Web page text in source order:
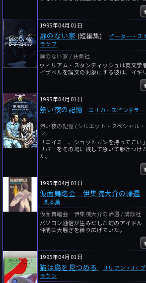
1995年04月01日
扉のない家 (短編集)
ピーター・ス
ラウブ
扉のない家 / 扶桑社
ウィリアム・スタンディッシュは英文学
イザベルを論文の対象にする彼は、イギ
1995年04月01日
熱い夜の記憶 エリカ・スピンドラー
熱い夜の記憶 (シルエット・スペシャル
ン
「エイミー、ショットガンを持ってこ
リバーをその場に残して急いて駆けつけ
た。
1995年04月01日
仮面舞踏会 伊集院大介の帰還
栗本薫
仮面舞踏会―伊集院大介の帰還 / 講談社
パソコン通信が生みだした幻のアイドル
仲間は大騒ぎを繰り広げていた。
1995年04月01日
猫は鳥を見つめる
リリアン・J・ブ
ラウン